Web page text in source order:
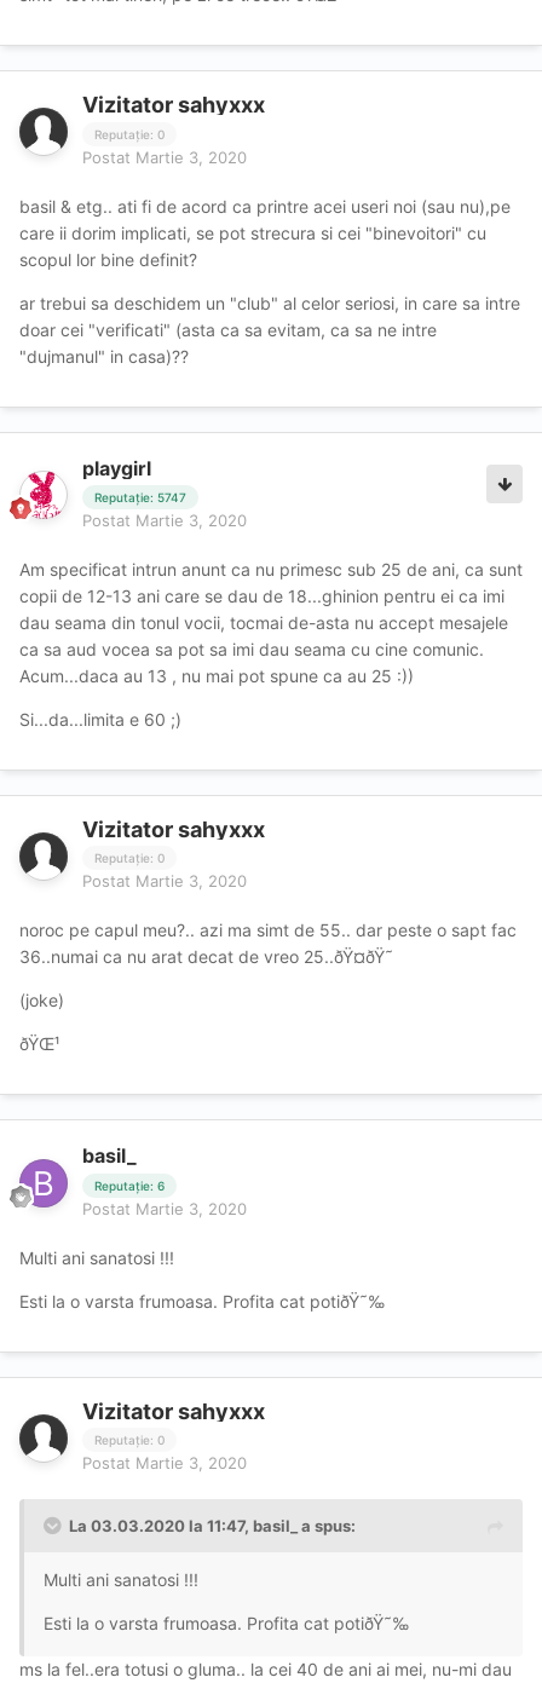
Vizitator sahyxxx
Reputație: 0
Postat Martie 3, 2020
basil & etg.. ati fi de acord ca printre acei useri noi (sau nu),pe
care ii dorim implicati, se pot strecura si cei "binevoitori" cu
scopul lor bine definit?
ar trebui sa deschidem un "club" al celor seriosi, in care sa intre
doar cei "verificati" (asta ca sa evitam, ca sa ne intre
"dujmanul" in casa)??
playgirl
Reputație: 5747
Postat Martie 3, 2020
Am specificat intrun anunt ca nu primesc sub 25 de ani, ca sunt
copii de 12-13 ani care se dau de 18...ghinion pentru ei ca imi
dau seama din tonul vocii, tocmai de-asta nu accept mesajele
ca sa aud vocea sa pot sa imi dau seama cu cine comunic.
Acum...daca au 13 , nu mai pot spune ca au 25 :))
Si...da...limita e 60 ;)
Vizitator sahyxxx
Reputație: 0
Postat Martie 3, 2020
noroc pe capul meu?.. azi ma simt de 55.. dar peste o sapt fac
36..numai ca nu arat decat de vreo 25..ðŸ¤­ðŸ˜
(joke)
ðŸŒ¹
basil_
Reputație: 6
Postat Martie 3, 2020
Multi ani sanatosi !!!
Esti la o varsta frumoasa. Profita cat potiðŸ˜‰
Vizitator sahyxxx
Reputație: 0
Postat Martie 3, 2020
La 03.03.2020 la 11:47, basil_ a spus:
Multi ani sanatosi !!!
Esti la o varsta frumoasa. Profita cat potiðŸ˜‰
ms la fel..era totusi o gluma.. la cei 40 de ani ai mei, nu-mi dau